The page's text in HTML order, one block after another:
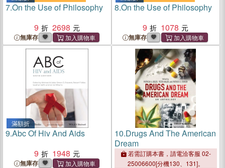
7.On the Use of Philosophy
9
2698
無庫存
8.On the Use of Philosophy
9
1078
無庫存
滿額折
9.Abc Of Hiv And Aids
9
1948
無庫存
10.Drugs And The American
Dream
若需訂購本書，請電洽客服 02-
25006600[分機130、131]。